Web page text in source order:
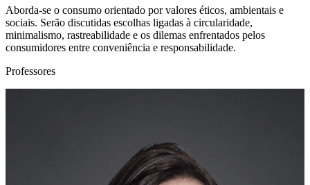
Aborda-se o consumo orientado por valores éticos, ambientais e
sociais. Serão discutidas escolhas ligadas à circularidade,
minimalismo, rastreabilidade e os dilemas enfrentados pelos
consumidores entre conveniência e responsabilidade.
Professores